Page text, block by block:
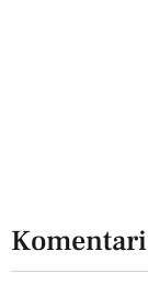
Komentari